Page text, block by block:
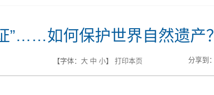
”……如何保护世界自然遗产？
【字体： 大 中 小】 打印本页 分享到：